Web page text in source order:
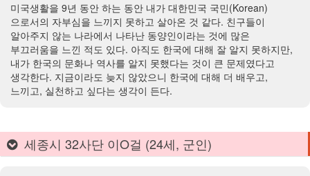
미국생활을 9년 동안 하는 동안 내가 대한민국 국민(Korean)
으로서의 자부심을 느끼지 못하고 살아온 것 같다. 친구들이
알아주지 않는 나라에서 나타난 동양인이라는 것에 많은
부끄러움을 느낀 적도 있다. 아직도 한국에 대해 잘 알지 못하지만,
내가 한국의 문화나 역사를 알지 못했다는 것이 큰 문제였다고
생각한다. 지금이라도 늦지 않았으니 한국에 대해 더 배우고,
느끼고, 실천하고 싶다는 생각이 든다.
세종시 32사단 이O걸 (24세, 군인)